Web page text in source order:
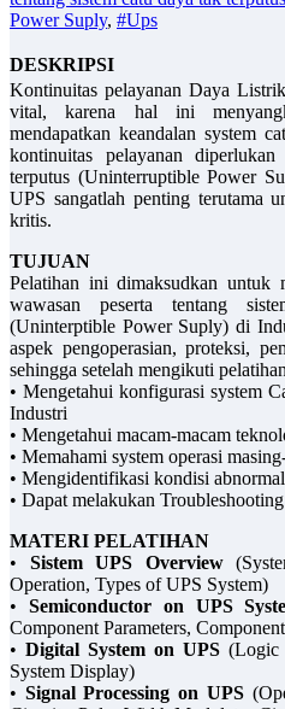
Power Suply, #Ups
DESKRIPSI
Kontinuitas pelayanan Daya
vital, karena hal ini
mendapatkan keandalan system
kontinuitas pelayanan
terputus (Uninterruptible Power
UPS sangatlah penting terutama
kritis.
TUJUAN
Pelatihan ini dimaksudkan untuk
wawasan peserta tentang
(Uninterptible Power Suply) di
aspek pengoperasian, proteksi,
sehingga setelah mengikuti
• Mengetahui konfigurasi system
Industri
• Mengetahui macam-macam
• Memahami system operasi
• Mengidentifikasi kondisi
• Dapat melakukan
MATERI PELATIHAN
• Sistem UPS Overview
Operation, Types of UPS System)
• Semiconductor on UPS
Component Parameters,
• Digital System on UPS (Logic
System Display)
• Signal Processing on UPS